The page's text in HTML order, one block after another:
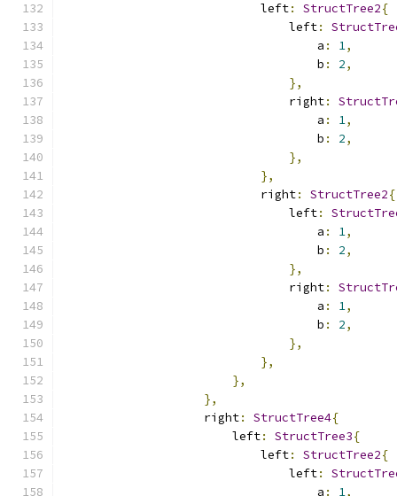
                            left
: StructTree2{
                                left
:
                                    a
: 1,
                                    b
: 2,
},
                                right
:
                                    a
: 1,
                                    b
: 2,
},
},
                            right
: StructTree2{
                                left
:
                                    a
: 1,
                                    b
: 2,
},
                                right
:
                                    a
: 1,
                                    b
: 2,
},
},
},
},
                    right
: StructTree4{
                        left
: StructTree3{
                            left
: StructTree2{
                                left
:
                                    a
: 1,